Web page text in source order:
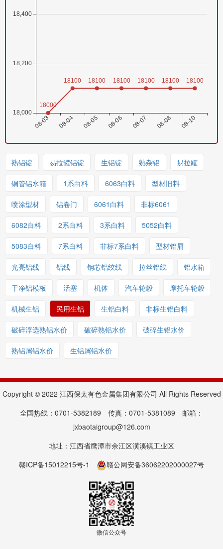
熟铝锭 易拉罐铝锭 生铝锭 熟杂铝 易拉罐
铜管铝水箱 1系白料 6063白料 型材旧料
喷涂型材 铝卷门 6061白料 非标6061
6082白料 2系白料 3系白料 5052白料
5083白料 7系白料 非标7系白料 型材铝屑
光亮铝线 铝线 钢芯铝绞线 拉丝铝线 铝水箱
干净铝模板 活塞 机体 汽车轮毂 摩托车轮毂
机械生铝 民用生铝 生铝白料 非标生铝白料
破碎浮选熟铝水价 破碎熟铝水价 破碎生铝水价
熟铝屑铝水价 生铝屑铝水价
Copyright © 2022 江西保太有色金属集团有限公司 All Rights Reserved
全国热线：0701-5382189 传真：0701-5381089 邮箱：
jxbaotaigroup@126.com
地址：江西省鹰潭市余江区潢溪镇工业区
赣ICP备15012215号-1
赣公网安备36062202000027号
微信公众号